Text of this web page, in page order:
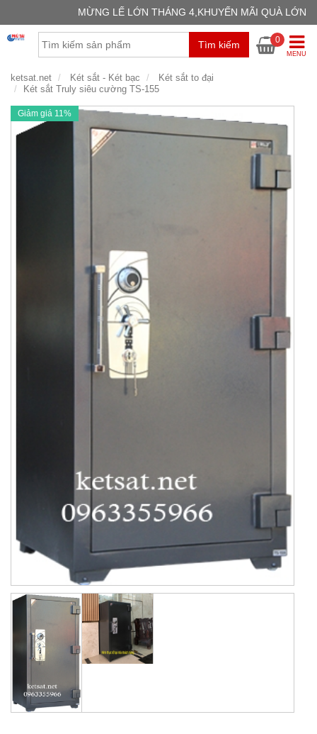
MỪNG LẾ LỚN THÁNG 4,KHUYẾN MÃI QUÀ LỚN
Tìm kiếm
GIỎ
Chưa
0
MENU
ketsat.net Két sắt - Két bạc
Két sắt to đại
Két sắt Truly siêu cường TS-155
Giảm giá 11%